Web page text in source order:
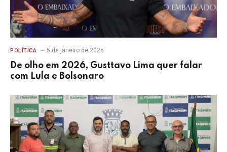
POLÍTICA 5 de janeiro de 2025
De olho em 2026, Gusttavo Lima quer falar
com Lula e Bolsonaro